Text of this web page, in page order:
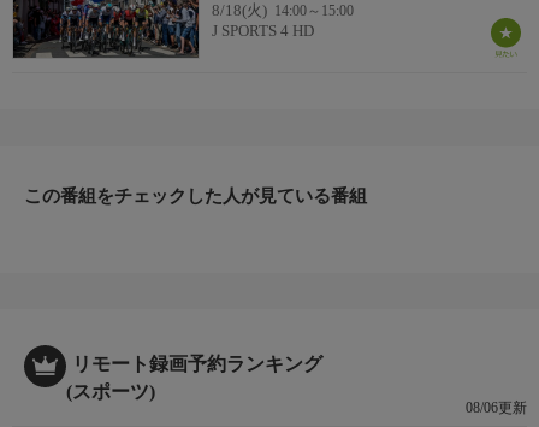
8/18(火) 14:00～15:00
J SPORTS 4 HD
この番組をチェックした人が見ている番組
リモート録画予約ランキング
(スポーツ)
08/06更新